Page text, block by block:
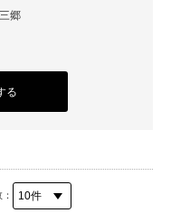
郷
る